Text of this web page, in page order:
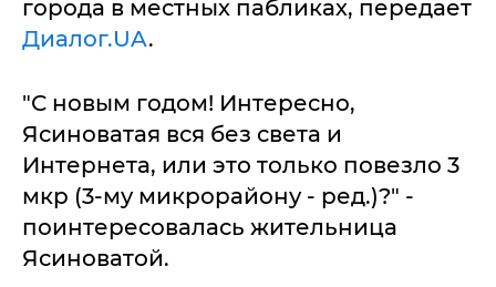
города в местных пабликах, передает
Диалог.UA.
"С новым годом! Интересно,
Ясиноватая вся без света и
Интернета, или это только повезло 3
мкр (3-му микрорайону - ред.)?" -
поинтересовалась жительница
Ясиноватой.